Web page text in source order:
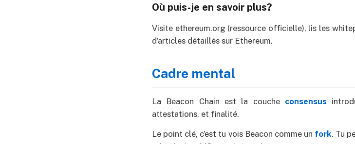
Où puis-je en savoir plus?
Visite ethereum.org (ressource officielle), lis les
d’articles détaillés sur Ethereum.
Cadre mental
La Beacon Chain est la couche consensus
attestations, et finalité.
Le point clé, c’est tu vois Beacon comme un fork. Tu